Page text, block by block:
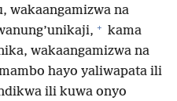
wakaangamizwa na
+ kama
wakaangamizwa na
hayo yaliwapata ili
ili kuwa onyo